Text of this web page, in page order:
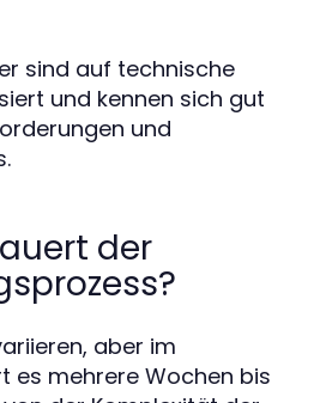
sind auf technische
und kennen sich gut
und
der
aber im
es mehrere Wochen bis